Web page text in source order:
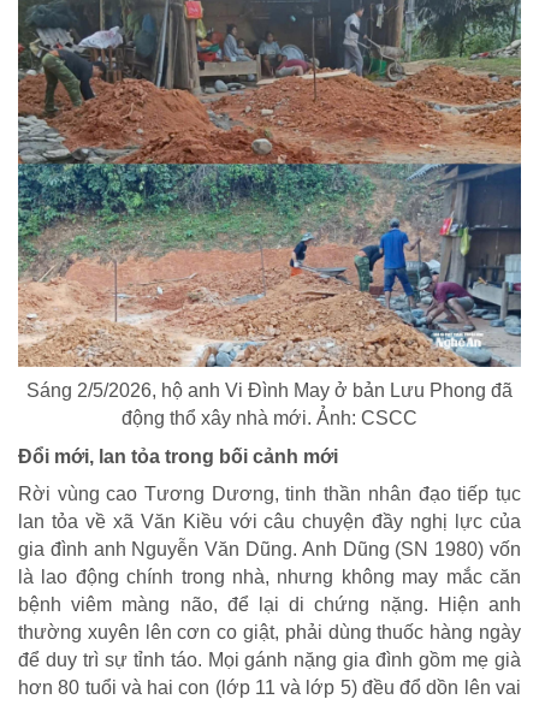
Sáng 2/5/2026, hộ anh Vi Đình May ở bản Lưu Phong đã
động thổ xây nhà mới. Ảnh: CSCC
Đổi mới, lan tỏa trong bối cảnh mới
Rời vùng cao Tương Dương, tinh thần nhân đạo tiếp tục
lan tỏa về xã Văn Kiều với câu chuyện đầy nghị lực của
gia đình anh Nguyễn Văn Dũng. Anh Dũng (SN 1980) vốn
là lao động chính trong nhà, nhưng không may mắc căn
bệnh viêm màng não, để lại di chứng nặng. Hiện anh
thường xuyên lên cơn co giật, phải dùng thuốc hàng ngày
để duy trì sự tỉnh táo. Mọi gánh nặng gia đình gồm mẹ già
hơn 80 tuổi và hai con (lớp 11 và lớp 5) đều đổ dồn lên vai